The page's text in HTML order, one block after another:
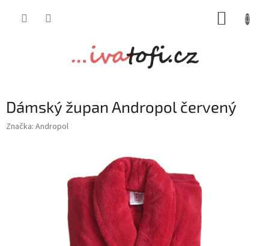
Dámský župan Andropol červený
Značka: Andropol